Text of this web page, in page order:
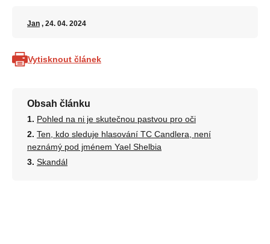
Jan , 24. 04. 2024
Vytisknout článek
Obsah článku
Pohled na ni je skutečnou pastvou pro oči
Ten, kdo sleduje hlasování TC Candlera, není
neznámý pod jménem Yael Shelbia
Skandál